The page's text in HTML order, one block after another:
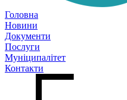
Головна
Новини
Документи
Послуги
Муніципалітет
Контакти